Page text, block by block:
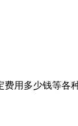
用多少钱等各